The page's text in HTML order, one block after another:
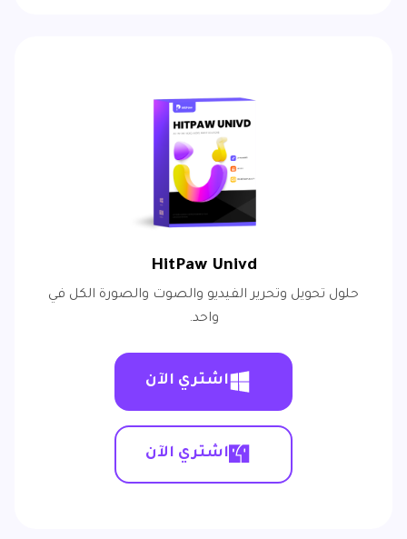
HitPaw Univd
حلول تحويل وتحرير الفيديو والصوت والصورة الكل في
واحد.
اشتري الآن
اشتري الآن